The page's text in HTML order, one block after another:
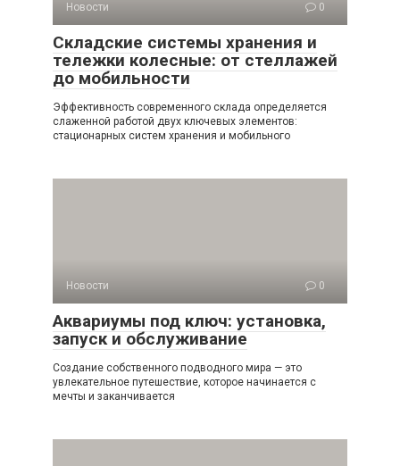
Новости 0
Складские системы хранения и
тележки колесные: от стеллажей
до мобильности
Эффективность современного склада определяется
слаженной работой двух ключевых элементов:
стационарных систем хранения и мобильного
Новости 0
Аквариумы под ключ: установка,
запуск и обслуживание
Создание собственного подводного мира — это
увлекательное путешествие, которое начинается с
мечты и заканчивается